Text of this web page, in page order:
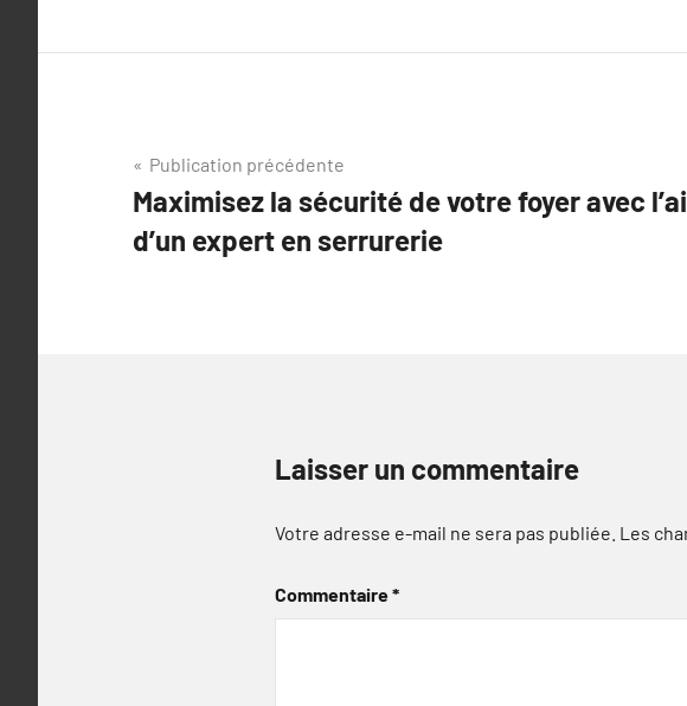
Navigation
de
l’article
Publication précédente
Maximisez la sécurité de votre foyer avec
d’un expert en serrurerie
Laisser un commentaire
Votre adresse e-mail ne sera pas publiée. Les
Commentaire*